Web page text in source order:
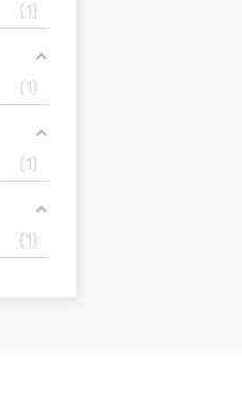
1
1
1
1